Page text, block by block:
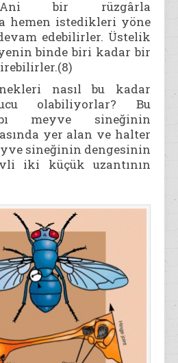
Ani bir rüzgârla
hemen istedikleri yöne
edebilirler. Üstelik
binde biri kadar bir
nasıl bu kadar
olabiliyorlar? Bu
meyve sineğinin
yer alan ve halter
sineğinin dengesinin
iki küçük uzantının